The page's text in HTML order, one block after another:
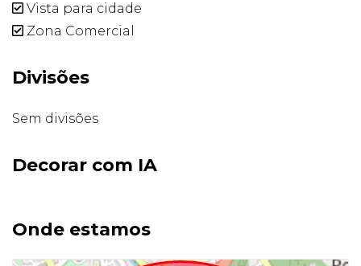
Vista para cidade
Zona Comercial
Divisões
Sem divisões
Decorar com IA
Onde estamos